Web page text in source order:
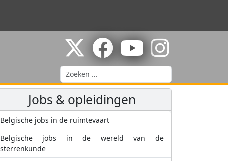
Zoeken
Jobs & opleidingen
Belgische jobs in de ruimtevaart
Belgische jobs in de wereld van de
sterrenkunde